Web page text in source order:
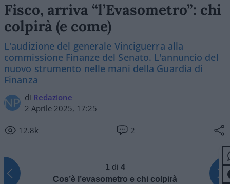
Fisco, arriva “l’Evasometro”: chi
colpirà (e come)
L'audizione del generale Vinciguerra alla
commissione Finanze del Senato. L'annuncio del
nuovo strumento nelle mani della Guardia di
Finanza
di Redazione
2 Aprile 2025, 17:25
12.8k 2
1 di 4
Cos’è l’evasometro e chi colpirà